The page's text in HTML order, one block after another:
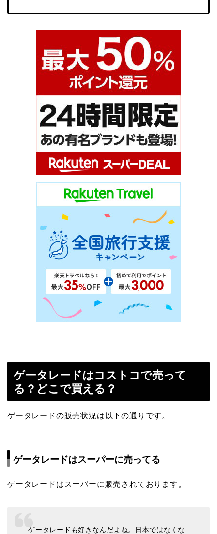
ゲータレードはコストコで売って
る？どこで買える？
ゲータレードの販売状況は以下の通りです。
ゲータレードはスーパーに売ってる
ゲータレードはスーパーに販売されております。
ゲータレードも好きなんだよね。日本ではなくな